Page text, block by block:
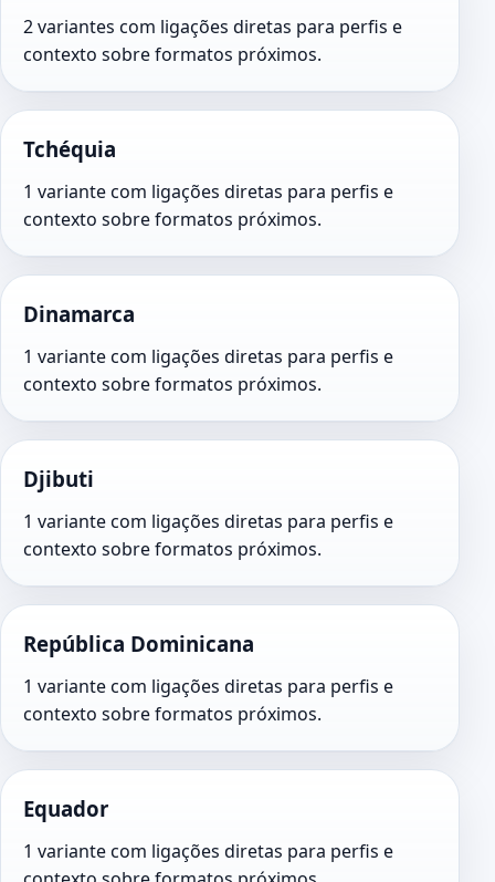
2 variantes com ligações diretas para perfis e
contexto sobre formatos próximos.
Tchéquia
1 variante com ligações diretas para perfis e
contexto sobre formatos próximos.
Dinamarca
1 variante com ligações diretas para perfis e
contexto sobre formatos próximos.
Djibuti
1 variante com ligações diretas para perfis e
contexto sobre formatos próximos.
República Dominicana
1 variante com ligações diretas para perfis e
contexto sobre formatos próximos.
Equador
1 variante com ligações diretas para perfis e